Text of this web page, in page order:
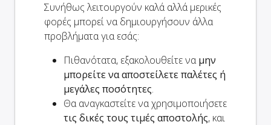
Συνήθως λειτουργούν καλά αλλά μερικές
φορές μπορεί να δημιουργήσουν άλλα
προβλήματα για εσάς:
Πιθανότατα, εξακολουθείτε ναμην
μπορείτε να αποστείλετε παλέτες ή
μεγάλες ποσότητες.
Θα αναγκαστείτε να χρησιμοποιήσετε
τις δικές τους τιμές αποστολής, και